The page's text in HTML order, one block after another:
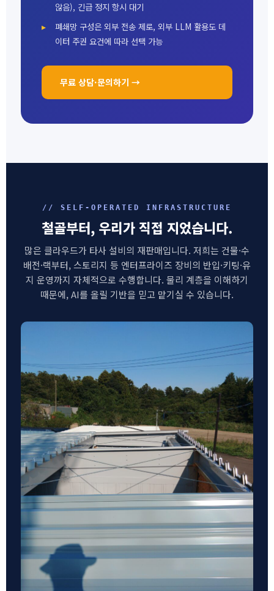
않음), 긴급 정지 항시 대기
폐쇄망 구성은 외부 전송 제로, 외부 LLM 활용도 데
이터 주권 요건에 따라 선택 가능
무료 상담·문의하기 →
// SELF-OPERATED INFRASTRUCTURE
철골부터, 우리가 직접 지었습니다.
많은 클라우드가 타사 설비의 재판매입니다. 저희는 건물·수
배전·랙부터, 스토리지 등 엔터프라이즈 장비의 반입·키팅·유
지 운영까지 자체적으로 수행합니다. 물리 계층을 이해하기
때문에, AI를 올릴 기반을 믿고 맡기실 수 있습니다.